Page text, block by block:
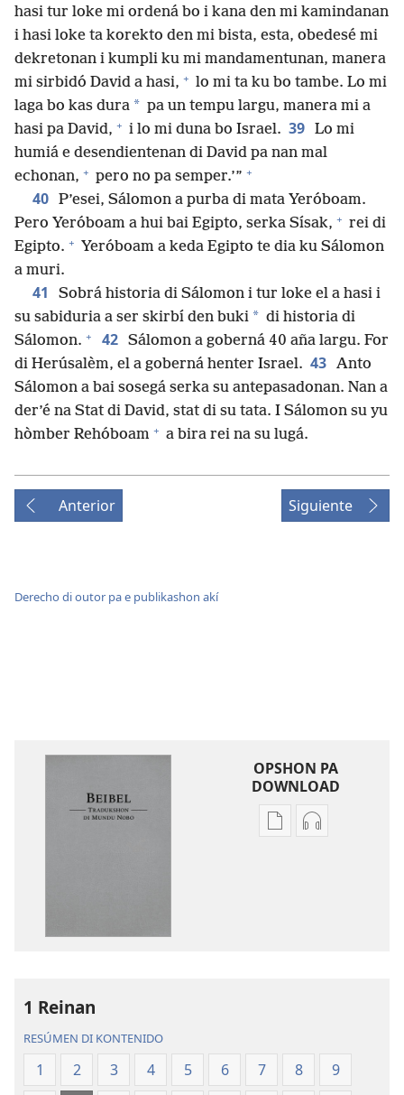
hasi tur loke mi ordená bo i kana den mi kamindanan
i hasi loke ta korekto den mi bista, esta, obedesé mi
dekretonan i kumpli ku mi mandamentunan, manera
mi sirbidó David a hasi, + lo mi ta ku bo tambe. Lo mi
laga bo kas dura * pa un tempu largu, manera mi a
hasi pa David, + i lo mi duna bo Israel. 39 Lo mi
humiá e desendientenan di David pa nan mal
echonan, + pero no pa semper.’” +
40 P’esei, Sálomon a purba di mata Yeróboam.
Pero Yeróboam a hui bai Egipto, serka Sísak, + rei di
Egipto. + Yeróboam a keda Egipto te dia ku Sálomon
a muri.
41
Sobrá historia di Sálomon i tur loke el a hasi i
su sabiduria a ser skirbí den buki * di historia di
Sálomon. + 42 Sálomon a goberná 40 aña largu. For
di Herúsalèm, el a goberná henter Israel. 43 Anto
Sálomon a bai sosegá serka su antepasadonan. Nan a
der’é na Stat di David, stat di su tata. I Sálomon su yu
hòmber Rehóboam + a bira rei na su lugá.
Anterior Siguiente
Derecho di outor pa e publikashon akí
OPSHON PA
DOWNLOAD
OpshonOpshon
1 Reinan
RESÚMEN DI KONTENIDO
1 2 3 4 5 6 7 8
9